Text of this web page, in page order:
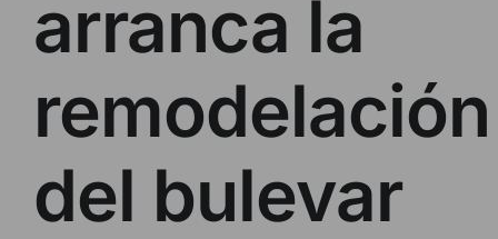
arranca la
remodelación
del bulevar